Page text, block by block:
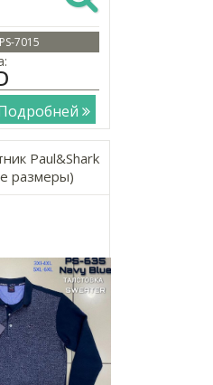
7015
Paul&Shark
размеры)